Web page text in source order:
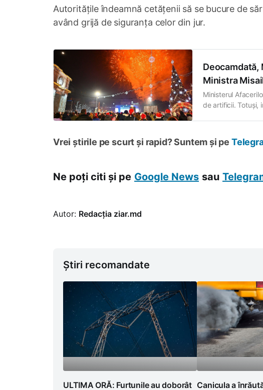
Autoritățile îndeamnă cetățenii să se bucure de
având grijă de siguranța celor din jur.
Ministra
Ministerul
de artificii. Totuși,
Oficiala a spus
Vrei știrile pe scurt și rapid? Suntem și pe
Ne poți citi și pe Google News sau
Autor: Redacția ziar.md
Știri recomandate
ULTIMA ORĂ: Furtunile au doborât Canicula a